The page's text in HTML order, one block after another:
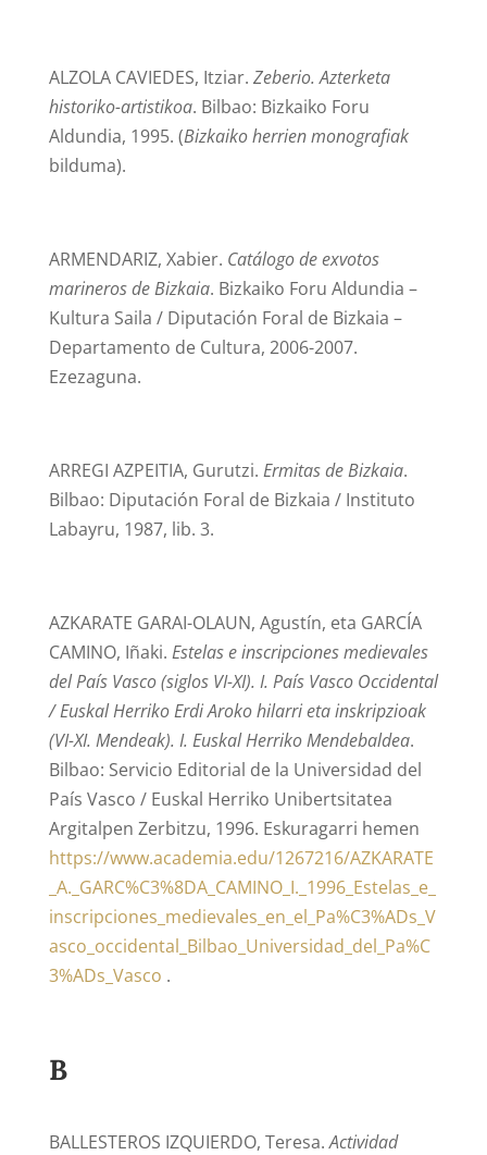
ALZOLA CAVIEDES, Itziar. Zeberio. Azterketa
historiko-artistikoa. Bilbao: Bizkaiko Foru
Aldundia, 1995. (Bizkaiko herrien monografiak
bilduma).
ARMENDARIZ, Xabier. Catálogo de exvotos
marineros de Bizkaia. Bizkaiko Foru Aldundia –
Kultura Saila / Diputación Foral de Bizkaia –
Departamento de Cultura, 2006-2007.
Ezezaguna.
ARREGI AZPEITIA, Gurutzi. Ermitas de Bizkaia.
Bilbao: Diputación Foral de Bizkaia / Instituto
Labayru, 1987, lib. 3.
AZKARATE GARAI-OLAUN, Agustín, eta GARCÍA
CAMINO, Iñaki. Estelas e inscripciones medievales
del País Vasco (siglos VI-XI). I. País Vasco Occidental
/ Euskal Herriko Erdi Aroko hilarri eta inskripzioak
(VI-XI. Mendeak). I. Euskal Herriko Mendebaldea.
Bilbao: Servicio Editorial de la Universidad del
País Vasco / Euskal Herriko Unibertsitatea
Argitalpen Zerbitzu, 1996. Eskuragarri hemen
https://www.academia.edu/1267216/AZKARATE
_A._GARC%C3%8DA_CAMINO_I._1996_Estelas_e_
inscripciones_medievales_en_el_Pa%C3%ADs_V
asco_occidental_Bilbao_Universidad_del_Pa%C
3%ADs_Vasco .
B
BALLESTEROS IZQUIERDO, Teresa.Actividad